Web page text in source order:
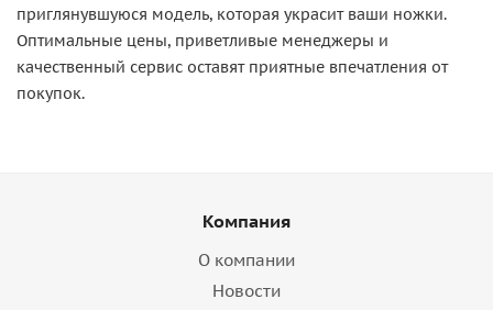
приглянувшуюся модель, которая украсит ваши ножки.
Оптимальные цены, приветливые менеджеры и
качественный сервис оставят приятные впечатления от
покупок.
Компания
О компании
Новости